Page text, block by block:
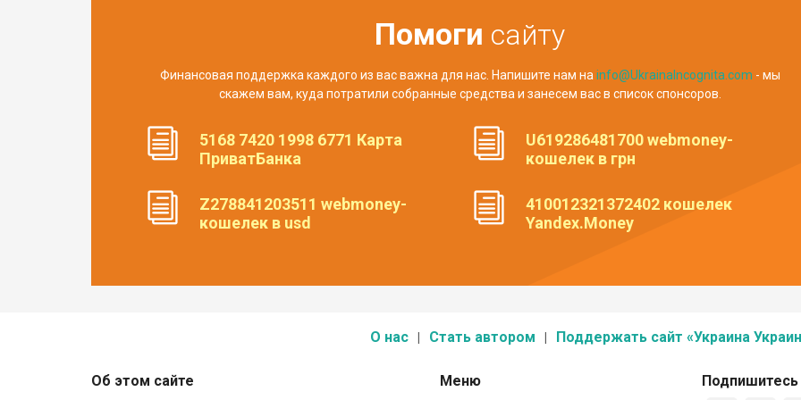
Помоги сайту
Финансовая поддержка каждого из вас важна для нас. Напишите нам на info@UkrainaIncognita.com - мы
скажем вам, куда потратили собранные средства и занесем вас в список спонсоров.
5168 7420 1998 6771 Карта
ПриватБанка
U619286481700 webmoney-
кошелек в грн
Z278841203511 webmoney-
кошелек в usd
410012321372402 кошелек
Yandex.Money
О нас Стать автором Поддержать сайт «Украина
Об этом сайте Меню Подпишитесь